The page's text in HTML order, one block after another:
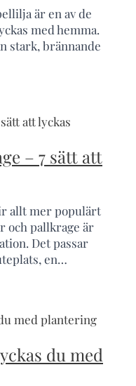
är en av de
med hemma.
stark, brännande
– 7 sätt att
allt mer populärt
och pallkrage är
Det passar
en…
du med